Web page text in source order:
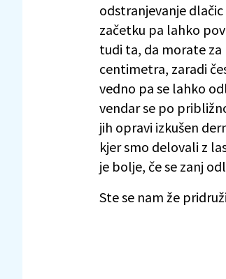
odstranjevanje
začetku pa lahko
tudi ta, da morate
centimetra, zaradi
vedno pa se lahko
vendar se po
jih opravi izkušen
kjer smo delovali z
je bolje, če se zanj
Ste se nam že